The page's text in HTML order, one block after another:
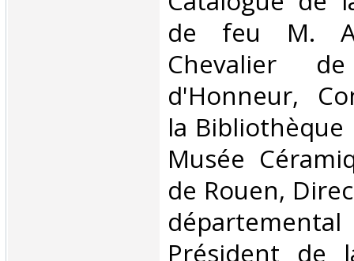
de feu M.
Chevalier
d'Honneur,
la
Musée
de Rouen,
Président de